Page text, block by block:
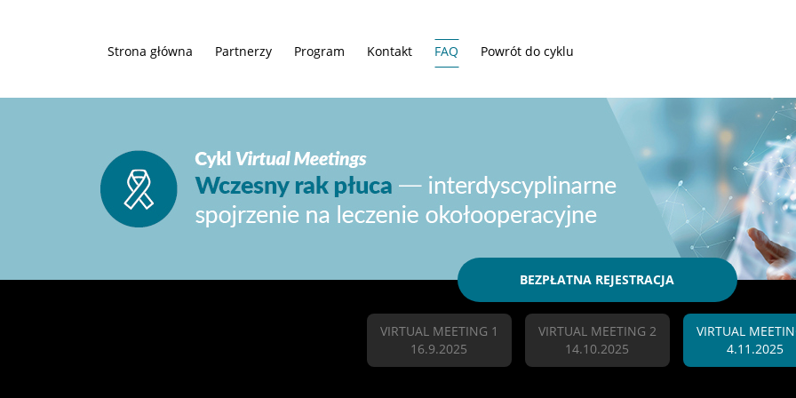
Strona główna Partnerzy Program Kontakt FAQ Powrót do cyklu
BEZPŁATNA REJESTRACJA
VIRTUAL MEETING 1
16.9.2025
VIRTUAL MEETING 2
14.10.2025
VIRTUAL
4.11.2025